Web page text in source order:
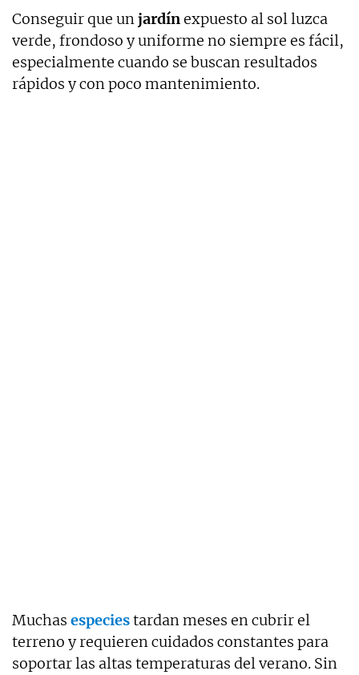
Conseguir que unjardínexpuesto al sol luzca
verde, frondoso y uniforme no siempre es fácil,
especialmente cuando se buscan resultados
rápidos y con poco mantenimiento.
Muchas especiestardan meses en cubrir el
terreno y requieren cuidados constantes para
soportar las altas temperaturas del verano. Sin